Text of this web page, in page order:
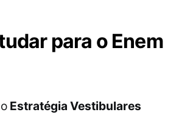
para o Enem
Estratégia Vestibulares